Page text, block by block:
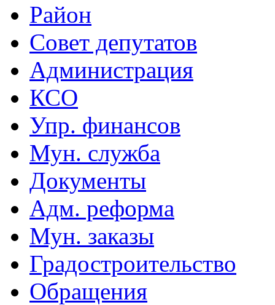
Район
Совет депутатов
Администрация
КСО
Упр. финансов
Мун. служба
Документы
Адм. реформа
Мун. заказы
Градостроительство
Обращения